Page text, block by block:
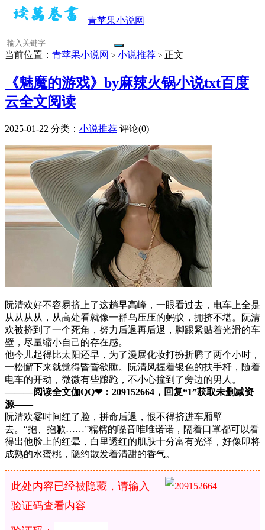
青苹果小说网
当前位置： 青苹果小说网 > 小说推荐 > 正文
《魅魔的游戏》by麻辣火锅小说txt百度
云全文阅读
2025-01-22 分类： 小说推荐 评论(0)
阮清欢好不容易挤上了这趟早高峰，一眼看过去，电车上全是
从从从从，从高处看就像一群乌压压的蚂蚁，拥挤不堪。阮清
欢被挤到了一个死角，努力后退再后退，脚跟紧贴着光滑的车
壁，尽量缩小自己的存在感。
他今儿起得比太阳还早，为了漫展化妆打扮折腾了两个小时，
一松懈下来就觉得昏昏欲睡。阮清风握着银色的扶手杆，随着
电车的开动，微微有些踉跄，不小心撞到了旁边的男人。
———阅读全文伽QQ❤：209152664，回复“1”获取未删减资
源—​​​​—
阮清欢霎时间红了脸，拼命后退，恨不得挤进车厢壁
去。“抱、抱歉……”糯糯的嗓音唯唯诺诺，隔着口罩都可以看
得出他脸上的红晕，白里透红的肌肤十分富有光泽，好像即将
成熟的水蜜桃，隐约散发着清甜的香气。
此处内容已经被隐藏，请输入
验证码查看内容